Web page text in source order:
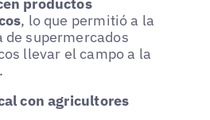
, lo que permitió a la
de supermercados
llevar el campo a la
con agricultores